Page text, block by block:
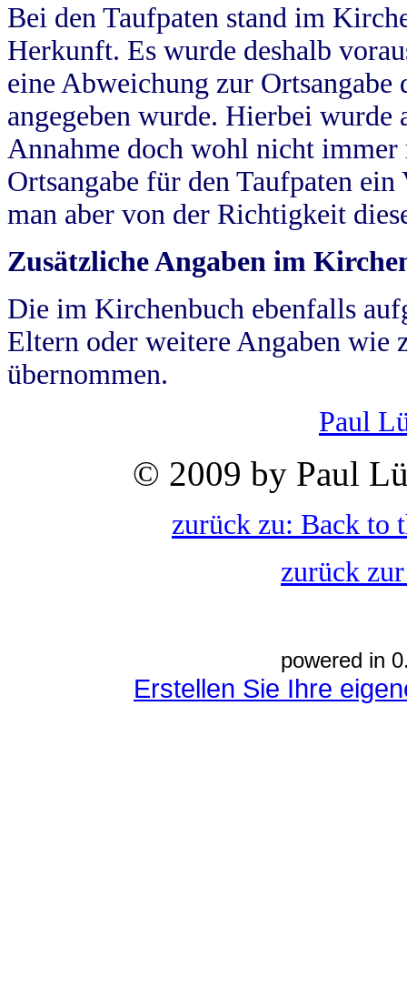
Bei den Taufpaten stand im
Herkunft. Es wurde deshalb
eine Abweichung zur
angegeben wurde. Hierbei wurde
Annahme doch wohl nicht
Ortsangabe für den Taufpaten
man aber von der Richtigkeit
Zusätzliche Angaben im
Die im Kirchenbuch ebenfalls
Eltern oder weitere Angaben wie
übernommen.
Paul
© 2009 by Paul
zurück zu: Back to
zurück
powered in
Erstellen Sie Ihre